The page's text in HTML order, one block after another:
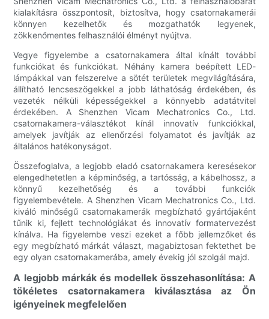
kialakításra összpontosít, biztosítva, hogy csatornakamerái
könnyen kezelhetők és mozgathatók legyenek,
zökkenőmentes felhasználói élményt nyújtva.
Vegye figyelembe a csatornakamera által kínált további
funkciókat és funkciókat. Néhány kamera beépített LED-
lámpákkal van felszerelve a sötét területek megvilágítására,
állítható lencseszögekkel a jobb láthatóság érdekében, és
vezeték nélküli képességekkel a könnyebb adatátvitel
érdekében. A Shenzhen Vicam Mechatronics Co., Ltd.
csatornakamera-választékot kínál innovatív funkciókkal,
amelyek javítják az ellenőrzési folyamatot és javítják az
általános hatékonyságot.
Összefoglalva, a legjobb eladó csatornakamera keresésekor
elengedhetetlen a képminőség, a tartósság, a kábelhossz, a
könnyű kezelhetőség és a további funkciók
figyelembevétele. A Shenzhen Vicam Mechatronics Co., Ltd.
kiváló minőségű csatornakamerák megbízható gyártójaként
tűnik ki, fejlett technológiákat és innovatív formatervezést
kínálva. Ha figyelembe veszi ezeket a főbb jellemzőket és
egy megbízható márkát választ, magabiztosan fektethet be
egy olyan csatornakamerába, amely évekig jól szolgál majd.
A legjobb márkák és modellek összehasonlítása: A
tökéletes csatornakamera kiválasztása az Ön
igényeinek megfelelően